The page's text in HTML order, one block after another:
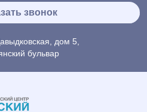
звонок
дом 5,
бульвар